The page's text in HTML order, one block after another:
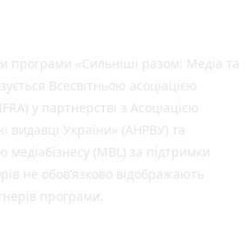
програми «Сильніші разом: Медіа та
Всесвітньою асоціацією
у партнерстві з Асоціацією
видавці України» (АНРВУ) та
медіабізнесу (MBL) за підтримки
не обов’язково відображають
програми.